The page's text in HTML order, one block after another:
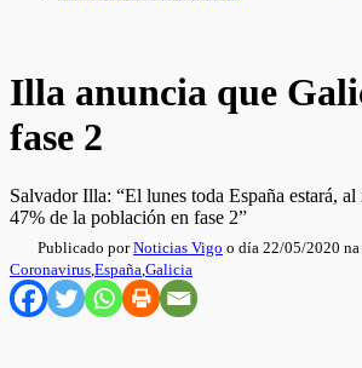
Illa anuncia que
fase 2
Salvador Illa: “El lunes toda España estará, al
47% de la población en fase 2”
Publicado porNoticias Vigo o día 22/05/2020 na
Coronavirus,España,Galicia